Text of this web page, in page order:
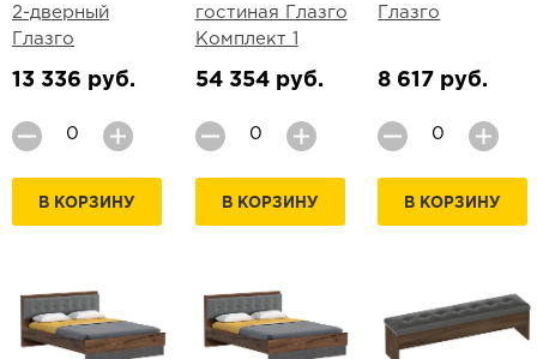
2-дверный
Глазго
13 336 руб.
В КОРЗИНУ
гостиная Глазго
Комплект 1
54 354 руб.
В КОРЗИНУ
Глазго
8 617 руб.
В КОРЗИНУ